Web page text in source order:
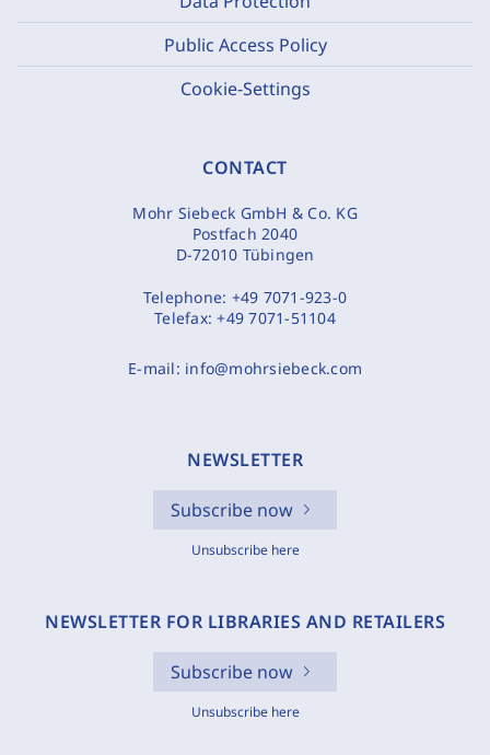
Public Access Policy
Cookie-Settings
CONTACT
Mohr Siebeck GmbH & Co. KG
Postfach 2040
D-72010 Tübingen
Telephone: +49 7071-923-0
Telefax:+49 7071-51104
E-mail: info@mohrsiebeck.com
NEWSLETTER
Subscribe now
Unsubscribe here
NEWSLETTER FOR LIBRARIES AND RETAILERS
Subscribe now
Unsubscribe here